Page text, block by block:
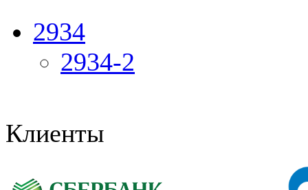
2934
2934-2
Клиенты